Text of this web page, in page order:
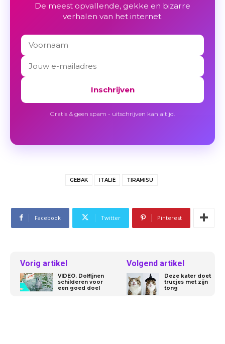
AFP / M. Bertorello
AFP / M. Bertorello
De meest opvallende, gekke en bizarre
verhalen van het internet.
Inschrijven
Gratis & geen spam - uitschrijven kan altijd.
GEBAK ITALIË TIRAMISU
Facebook Twitter Pinterest
Vorig artikel
VIDEO. Dolfijnen
schilderen voor
een goed doel
Volgend artikel
Deze kater doet
trucjes met zijn
tong